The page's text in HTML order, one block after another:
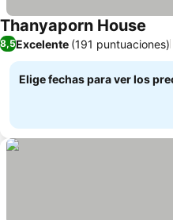
Thanyaporn House
8,5Excelente (191 puntuaciones)
Elige fechas para ver los